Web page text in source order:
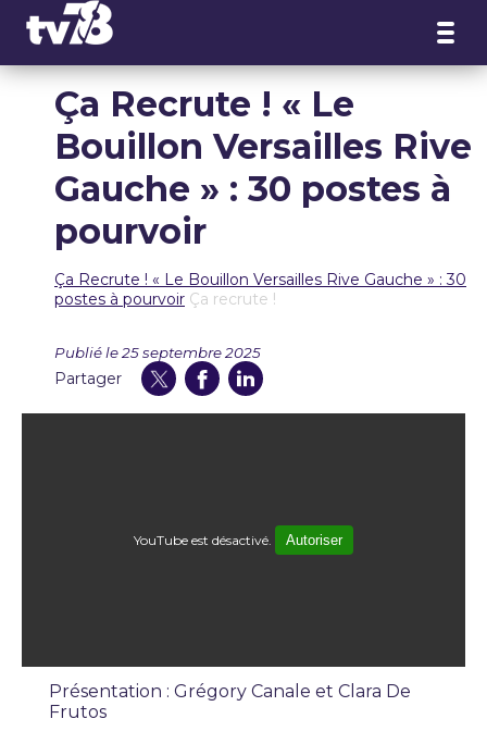
Ça Recrute ! « Le
Bouillon Versailles Rive
Gauche » : 30 postes à
pourvoir
Ça Recrute ! « Le Bouillon Versailles Rive Gauche » : 30
postes à pourvoir Ça recrute !
Publié le 25 septembre 2025
Partager
YouTube est désactivé. Autoriser
Présentation : Grégory Canale et Clara De
Frutos
Panneau de gestion des cookies